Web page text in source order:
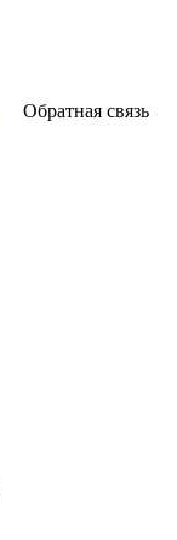
Обратная связь